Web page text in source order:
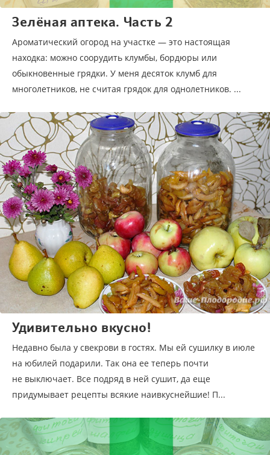
Зелёная аптека. Часть 2
Ароматический огород на участке — это настоящая
находка: можно соорудить клумбы, бордюры или
обыкновенные грядки. У меня десяток клумб для
многолетников, не считая грядок для однолетников. ...
Удивительно вкусно!
Недавно была у свекрови в гостях. Мы ей сушилку в июле
на юбилей подарили. Так она ее теперь почти
не выключает. Все подряд в ней сушит, да еще
придумывает рецепты всякие наивкуснейшие! П...